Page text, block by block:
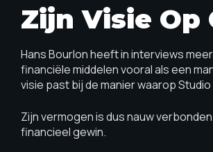
Zijn Visie Op
Hans Bourlon heeft in interviews
financiële middelen vooral als een
visie past bij de manier waarop
Zijn vermogen is dus nauw
financieel gewin.